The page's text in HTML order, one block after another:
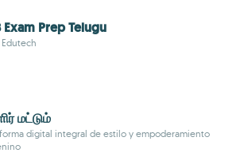
Exam Prep Telugu
Edutech
மட்டும்
digital integral de estilo y empoderamiento